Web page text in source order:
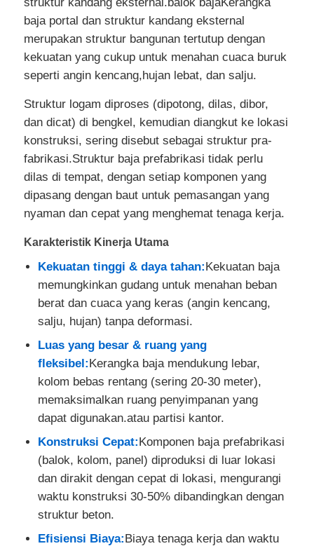
Minta Kutipan
Struktur baja prefabrikasi
Gudang Struktur Baja
Lokakarya Struktur Baja
Bangunan struktur baja
Konstruksi Struktur Baja
Bangunan bingkai baja
Pembuatan struktur baja
Bahan Bangunan Baja
rumah unggas
gudang sapi
baja portal dan struktur kandang eksternal
merupakan struktur bangunan tertutup dengan
kekuatan yang cukup untuk menahan cuaca buruk
seperti angin kencang,hujan lebat, dan salju.
Struktur logam diproses (dipotong, dilas, dibor,
dan dicat) di bengkel, kemudian diangkut ke lokasi
konstruksi, sering disebut sebagai struktur pra-
fabrikasi.Struktur baja prefabrikasi tidak perlu
dilas di tempat, dengan setiap komponen yang
dipasang dengan baut untuk pemasangan yang
nyaman dan cepat yang menghemat tenaga kerja.
Karakteristik Kinerja Utama
Kekuatan tinggi & daya tahan:Kekuatan baja
memungkinkan gudang untuk menahan beban
berat dan cuaca yang keras (angin kencang,
salju, hujan) tanpa deformasi.
Luas yang besar & ruang yang
fleksibel:Kerangka baja mendukung lebar,
kolom bebas rentang (sering 20-30 meter),
memaksimalkan ruang penyimpanan yang
dapat digunakan.atau partisi kantor.
Konstruksi Cepat:Komponen baja prefabrikasi
(balok, kolom, panel) diproduksi di luar lokasi
dan dirakit dengan cepat di lokasi, mengurangi
waktu konstruksi 30-50% dibandingkan dengan
struktur beton.
Efisiensi Biaya:Biaya tenaga kerja dan waktu